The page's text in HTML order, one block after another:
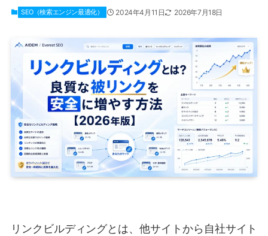
SEO（検索エンジン最適化） 2024年4月11日 2026年7月18日
リンクビルディングとは、他サイトから自社サイト